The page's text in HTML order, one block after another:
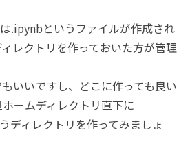
.ipynbというファイルが作成され
レクトリを作っておいた方が管理
いいですし、どこに作っても良い
ームディレクトリ直下に
ィレクトリを作ってみましょ